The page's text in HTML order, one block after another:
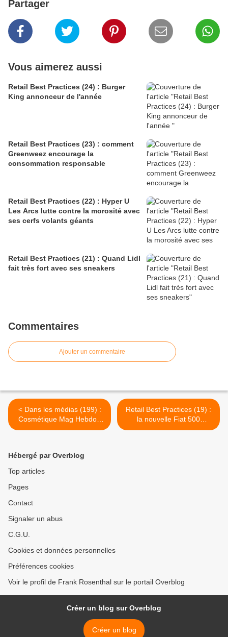
Partager
Vous aimerez aussi
Retail Best Practices (24) : Burger
King annonceur de l'année
Retail Best Practices (23) : comment
Greenweez encourage la
consommation responsable
Retail Best Practices (22) : Hyper U
Les Arcs lutte contre la morosité avec
ses cerfs volants géants
Retail Best Practices (21) : Quand Lidl
fait très fort avec ses sneakers
Commentaires
Ajouter un commentaire
< Dans les médias (199) :
Cosmétique Mag Hebdo :
coup d'envoi des promos
Retail Best Practices (19) :
la nouvelle Fiat 500
électrique en avant
Hébergé par Overblog
Top articles
Pages
Contact
Signaler un abus
C.G.U.
Cookies et données personnelles
Préférences cookies
Voir le profil de Frank Rosenthal sur le portail Overblog
Créer un blog sur Overblog
Créer un blog